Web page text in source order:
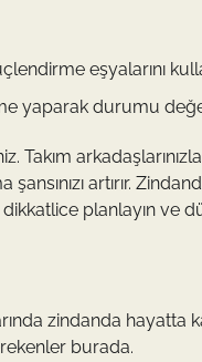
eşyalarını
yaparak durumu
Takım
artırır.
planlayın ve
zindanda hayatta
burada.